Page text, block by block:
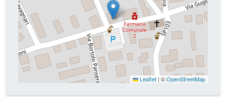
Leaflet | ©OpenStreetMap